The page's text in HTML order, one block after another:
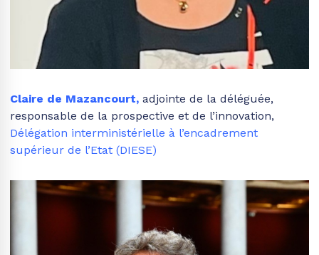
Claire de Mazancourt, adjointe de la déléguée,
responsable de la prospective et de l’innovation,
Délégation interministérielle à l’encadrement
supérieur de l’Etat (DIESE)